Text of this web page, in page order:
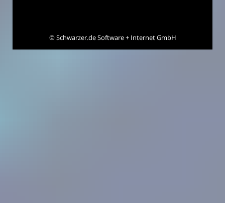
©Schwarzer.de Software + Internet GmbH